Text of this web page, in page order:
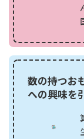
数の持つお
への興味を